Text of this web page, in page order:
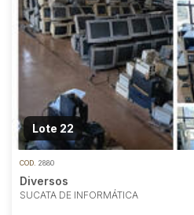
Lote 22
COD. 2880
Diversos
SUCATA DE INFORMÁTICA